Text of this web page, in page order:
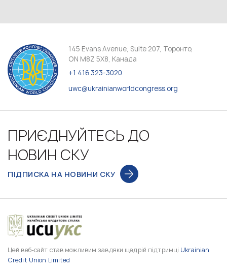
145 Evans Avenue, Suite 207, Торонто,
ON M8Z 5X8, Канада
+1 416 323-3020
uwc@ukrainianworldcongress.org
ПРИЄДНУЙТЕСЬ ДО
НОВИН СКУ
ПІДПИСКА НА НОВИНИ СКУ
Цей веб-сайт став можливим завдяки щедрій підтримці Ukrainian
Credit Union Limited